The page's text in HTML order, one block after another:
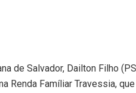
de Salvador, Dailton Filho
Renda Famíliar Travessia,